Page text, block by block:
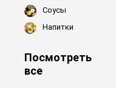
Соусы
Напитки
Посмотреть
все